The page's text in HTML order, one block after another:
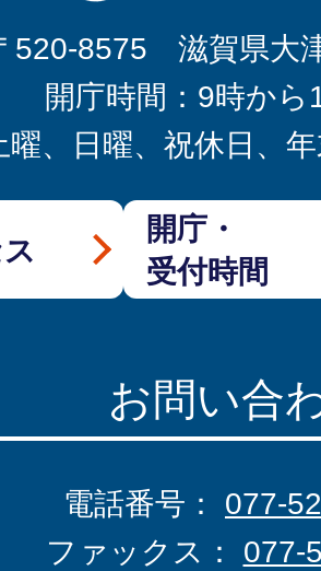
520-8575 滋賀県大
開庁時間：9時から
曜、日曜、祝休日、
開庁・
受付時間
お問い合
電話番号： 077-
ファックス： 077-